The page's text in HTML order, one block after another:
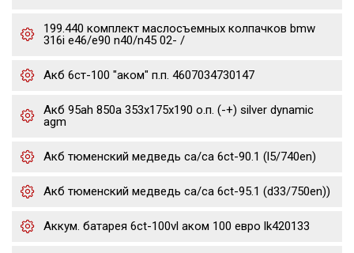
199.440 комплект маслосъемных колпачков bmw
316i e46/e90 n40/n45 02- /
Акб 6ст-100 "аком" п.п. 4607034730147
Акб 95ah 850a 353x175x190 о.п. (-+) silver dynamic
agm
Акб тюменский медведь ca/ca 6ct-90.1 (l5/740en)
Акб тюменский медведь ca/ca 6ct-95.1 (d33/750en))
Аккум. батарея 6ct-100vl аком 100 евро lk420133